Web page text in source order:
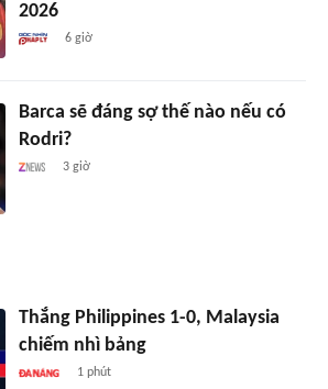
2026
6 giờ
Barca sẽ đáng sợ thế nào nếu có
Rodri?
3 giờ
Thắng Philippines 1-0, Malaysia
chiếm nhì bảng
1 phút